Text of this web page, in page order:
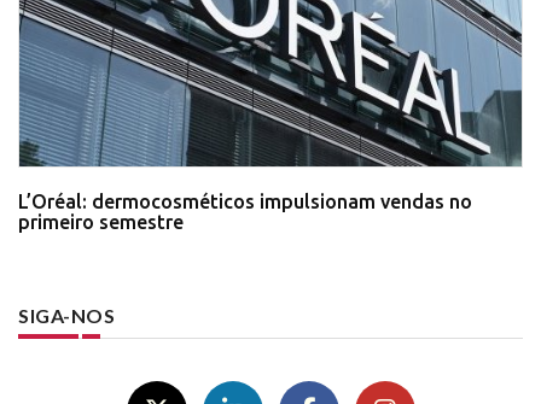
L’Oréal: dermocosméticos impulsionam vendas no
primeiro semestre
SIGA-NOS